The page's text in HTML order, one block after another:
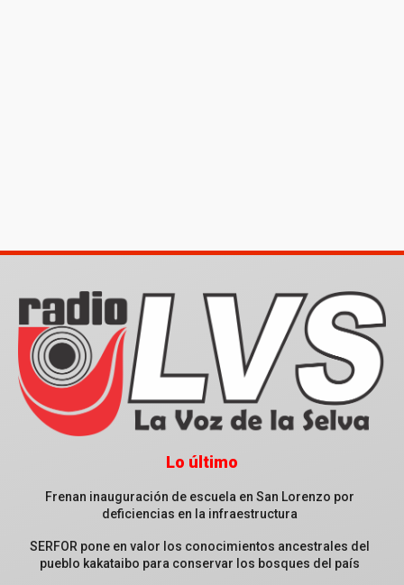
Lo último
Frenan inauguración de escuela en San Lorenzo por
deficiencias en la infraestructura
SERFOR pone en valor los conocimientos ancestrales del
pueblo kakataibo para conservar los bosques del país